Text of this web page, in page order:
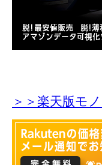
＞＞楽天版モ